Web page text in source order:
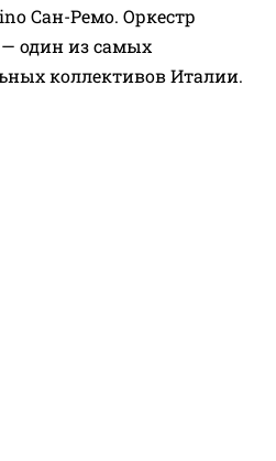
Сан-Ремо. Оркестр
один из самых
коллективов Италии.